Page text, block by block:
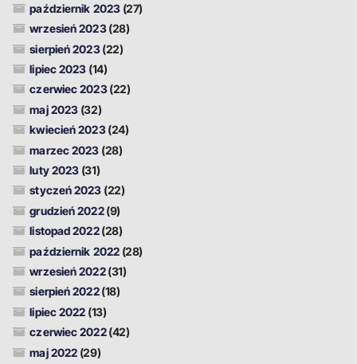
październik 2023(27)
wrzesień 2023(28)
sierpień 2023(22)
lipiec 2023 (14)
czerwiec 2023(22)
maj 2023 (32)
kwiecień 2023(24)
marzec 2023 (28)
luty 2023 (31)
styczeń 2023 (22)
grudzień 2022(9)
listopad 2022(28)
październik 2022(28)
wrzesień 2022(31)
sierpień 2022(18)
lipiec 2022 (13)
czerwiec 2022(42)
maj 2022 (29)